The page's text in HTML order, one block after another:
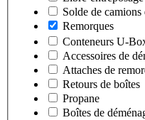
Solde de camions
Remorques
Conteneurs U-
Accessoires de
Attaches de
Retours de boîtes
Propane
Boîtes de